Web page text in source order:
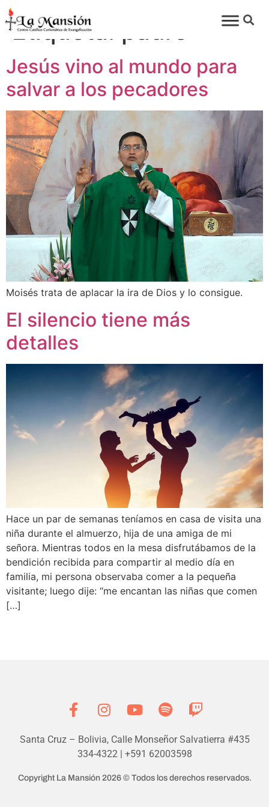
Etiqueta: padre
Jesús vino al mundo para
salvar a los pecadores
Moisés trata de aplacar la ira de Dios y lo consigue.
El silencio tiene más
detalles
Hace un par de semanas teníamos en casa de visita una
niña durante el almuerzo, hija de una amiga de mi
señora. Mientras todos en la mesa disfrutábamos de la
bendición recibida para compartir al medio día en
familia, mi persona observaba comer a la pequeña
visitante; luego dije: “me encantan las niñas que comen
[…]
Santa Cruz – Bolivia, Calle Monseñor Salvatierra #435
334-4322 | +591 62003598
Copyright La Mansión 2026 © Todos los derechos reservados.